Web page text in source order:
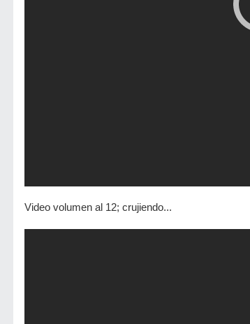
Video volumen al 12; crujiendo...